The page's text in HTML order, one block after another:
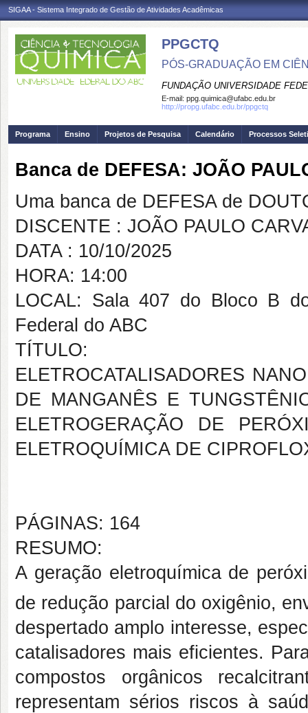
SIGAA - Sistema Integrado de Gestão de Atividades Acadêmicas
PPGCTQ
PÓS-GRADUAÇÃO EM
FUNDAÇÃO UNIVERSIDADE
E-mail: ppg.quimica@ufabc.edu.br
http://propg.ufabc.edu.br/ppgctq
Programa Ensino Projetos de Pesquisa Calendário Processos
Banca de DEFESA: JOÃO
Uma banca de DEFESA de
DISCENTE : JOÃO PAULO
DATA : 10/10/2025
HORA: 14:00
LOCAL: Sala 407 do Bloco B
Federal do ABC
TÍTULO:
ELETROCATALISADORES
DE MANGANÊS E
ELETROGERAÇÃO DE
ELETROQUÍMICA DE
PÁGINAS: 164
RESUMO:
A geração eletroquímica de
de redução parcial do oxigênio,
despertado amplo interesse,
catalisadores mais eficientes.
compostos orgânicos
representam sérios riscos à